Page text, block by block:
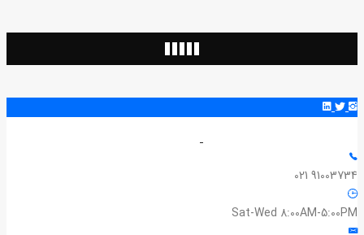
91003734 021
Sat-Wed 8:00AM-5:00PM